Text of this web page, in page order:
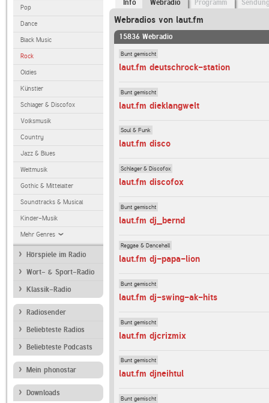
Pop
Dance
Black Music
Rock
Oldies
Künstler
Schlager & Discofox
Volksmusik
Country
Jazz & Blues
Weltmusik
Gothic & Mittelalter
Soundtracks & Musical
Kinder-Musik
Mehr Genres
Hörspiele im Radio
Wort- & Sport-Radio
Klassik-Radio
Radiosender
Beliebteste Radios
Beliebteste Podcasts
Mein phonostar
Downloads
Info Webradio Programm
Webradios von laut.fm
15836 Webradio
Bunt gemischt
laut.fm deutschrock-station
Bunt gemischt
laut.fm dieklangwelt
Soul & Funk
laut.fm disco
Schlager & Discofox
laut.fm discofox
Bunt gemischt
laut.fm dj_bernd
Reggae & Dancehall
laut.fm dj-papa-lion
Bunt gemischt
laut.fm dj-swing-ak-hits
Bunt gemischt
laut.fm djcrizmix
Bunt gemischt
laut.fm djneihtul
Bunt gemischt